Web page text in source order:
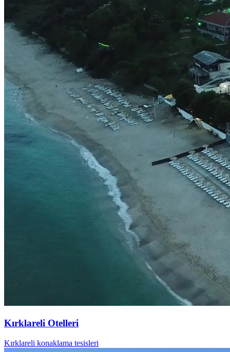
Kırklareli Otelleri
Kırklareli konaklama tesisleri